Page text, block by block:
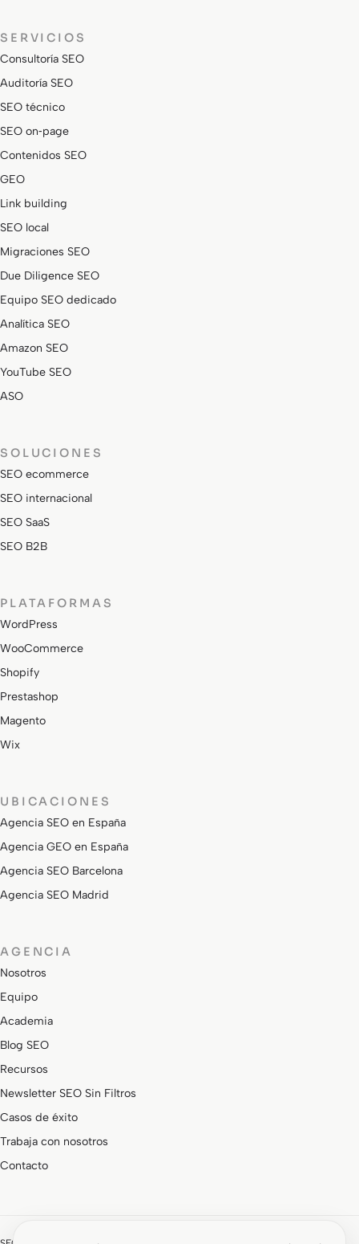
SERVICIOS
Consultoría SEO
Auditoría SEO
SEO técnico
SEO on‑page
Contenidos SEO
GEO
Link building
SEO local
Migraciones SEO
Due Diligence SEO
Equipo SEO dedicado
Analítica SEO
Amazon SEO
YouTube SEO
ASO
SOLUCIONES
SEO ecommerce
SEO internacional
SEO SaaS
SEO B2B
PLATAFORMAS
WordPress
WooCommerce
Shopify
Prestashop
Magento
Wix
UBICACIONES
Agencia SEO en España
Agencia GEO en España
Agencia SEO Barcelona
Agencia SEO Madrid
AGENCIA
Nosotros
Equipo
Academia
Blog SEO
Recursos
Newsletter SEO Sin Filtros
Casos de éxito
Trabaja con nosotros
Contacto